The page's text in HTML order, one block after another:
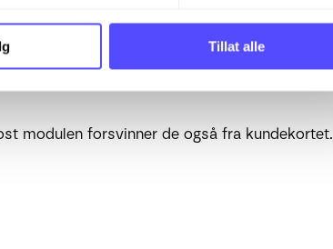
Tillat alle
modulen forsvinner de også fra kundekortet.